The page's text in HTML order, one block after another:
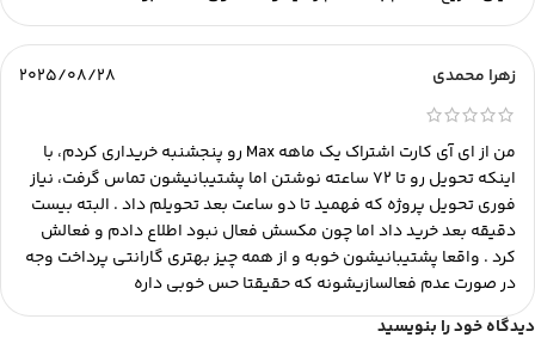
زهرا محمدی 2025/08/28
من از ای آی کارت اشتراک یک ماهه Max رو پنجشنبه خریداری کردم، با
اینکه تحویل رو تا ۷۲ ساعته نوشتن اما پشتیبانیشون تماس گرفت، نیاز
فوری تحویل پروژه که فهمید تا دو ساعت بعد تحویلم داد . البته بیست
دقیقه بعد خرید داد اما چون مکسش فعال نبود اطلاع دادم و فعالش
کرد . واقعا پشتیبانیشون خوبه و از همه چیز بهتری گارانتی پرداخت وجه
در صورت عدم فعالسازیشونه که حقیقتا حس خوبی داره
دیدگاه خود را بنویسید